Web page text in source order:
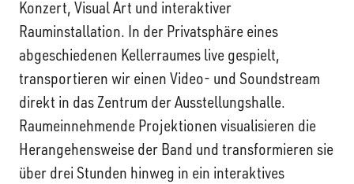
Konzert, Visual Art und interaktiver
Rauminstallation. In der Privatsphäre eines
abgeschiedenen Kellerraumes live gespielt,
transportieren wir einen Video- und Soundstream
direkt in das Zentrum der Ausstellungshalle.
Raumeinnehmende Projektionen visualisieren die
Herangehensweise der Band und transformieren sie
über drei Stunden hinweg in ein interaktives